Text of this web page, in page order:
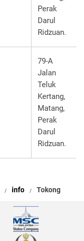
Perak
Darul
Ridzuan.
79-A
Jalan
Teluk
Kertang,
Matang,
Perak
Darul
Ridzuan.
info Tokong